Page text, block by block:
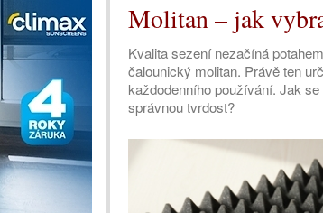
Molitan – jak
Kvalita sezení nezačíná
čalounický molitan. Právě ten
každodenního používání. Jak
správnou tvrdost?